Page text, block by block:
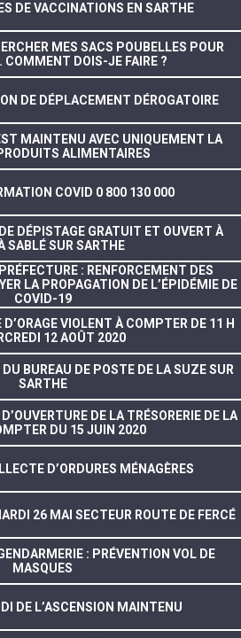
DE VACCINATIONS EN SARTHE
MES SACS POUBELLES POUR
COMMENT DOIS-JE FAIRE ?
DE DÉPLACEMENT DÉROGATOIRE
MAINTENU AVEC UNIQUEMENT LA
ALIMENTAIRES
COVID 0 800 130 000
DÉPISTAGE GRATUIT ET OUVERT À
SABLÉ SUR SARTHE
: RENFORCEMENT DES
LA PROPAGATION DE L’ÉPIDÉMIE DE
COVID-19
VIOLENT À COMPTER DE 11 H
12 AOÛT 2020
DU BUREAU DE POSTE DE LA SUZE SUR
SARTHE
DE LA TRÉSORERIE DE LA
DU 15 JUIN 2020
D’ORDURES MÉNAGÈRES
26 MAI SECTEUR ROUTE DE FERCÉ
: PRÉVENTION VOL DE
MASQUES
DE L’ASCENSION MAINTENU